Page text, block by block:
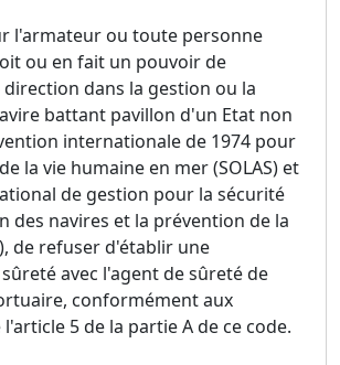
l'armateur ou toute personne
ou en fait un pouvoir de
dans la gestion ou la
battant pavillon d'un Etat non
internationale de 1974 pour
la vie humaine en mer (SOLAS) et
de gestion pour la sécurité
des navires et la prévention de la
de refuser d'établir une
avec l'agent de sûreté de
conformément aux
5 de la partie A de ce code.